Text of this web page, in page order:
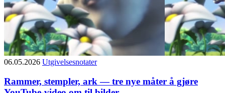
06.05.2026 Utgivelsesnotater
Rammer, stempler, ark — tre nye måter å gjøre